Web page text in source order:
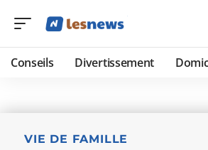
Conseils Divertissement
VIE DE FAMILLE